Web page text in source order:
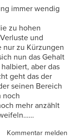
immer wendig
zu hohen
und
nur zu Kürzungen
nun das Gehalt
aber das
geht das der
seinen Bereich
noch
mehr anzählt
Kommentar melden